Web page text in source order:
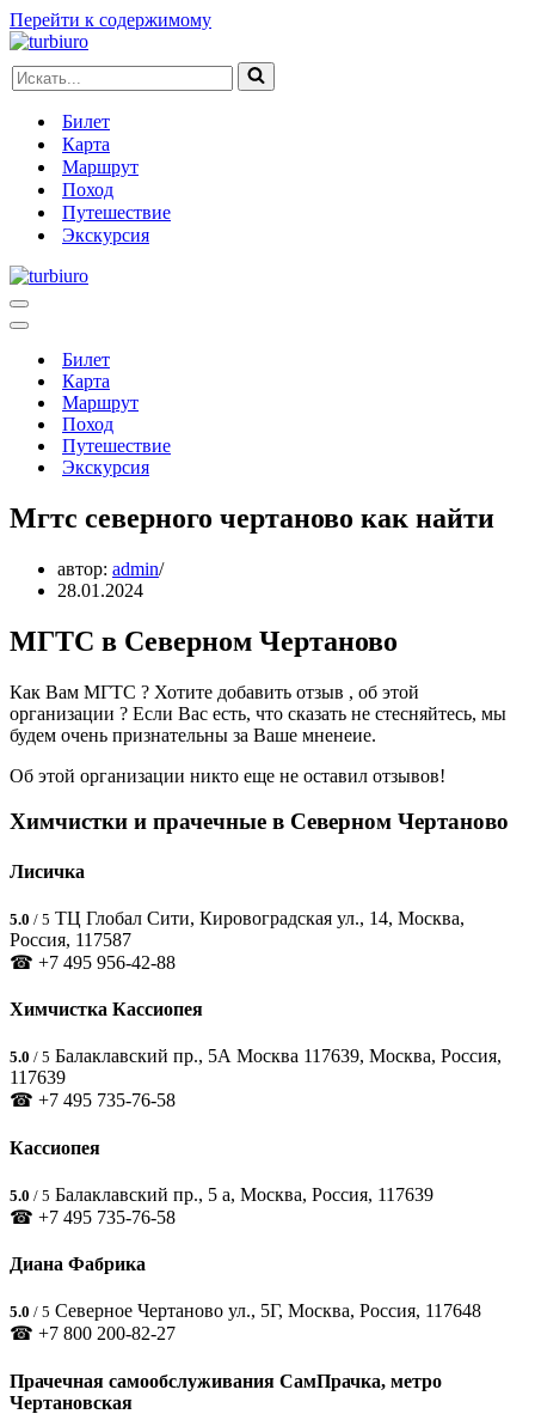
Перейти к содержимому
Искать...
Билет
Карта
Маршрут
Поход
Путешествие
Экскурсия
Меню
навигации
Меню
навигацииБилет
Карта
Маршрут
Поход
Путешествие
Экскурсия
Мгтс северного чертаново как найти
автор: admin
28.01.2024
МГТС в Северном Чертаново
Как Вам МГТС ? Хотите добавить отзыв , об этой
организации ? Если Вас есть, что сказать не стесняйтесь, мы
будем очень признательны за Ваше мненеие.
Об этой организации никто еще не оставил отзывов!
Химчистки и прачечные в Северном Чертаново
Лисичка
5.0 / 5 ТЦ Глобал Сити, Кировоградская ул., 14, Москва,
Россия, 117587
☎ +7 495 956-42-88
Химчистка Кассиопея
5.0 / 5 Балаклавский пр., 5А Москва 117639, Москва, Россия,
117639
☎ +7 495 735-76-58
Кассиопея
5.0 / 5 Балаклавский пр., 5 а, Москва, Россия, 117639
☎ +7 495 735-76-58
Диана Фабрика
5.0 / 5 Северное Чертаново ул., 5Г, Москва, Россия, 117648
☎ +7 800 200-82-27
Прачечная самообслуживания СамПрачка, метро
Чертановская